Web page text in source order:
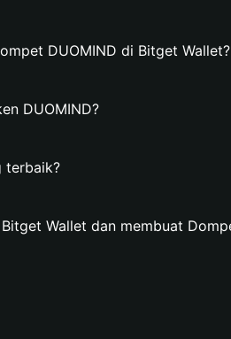
DUOMIND di Bitget Wallet?
DUOMIND?
terbaik?
Wallet dan membuat